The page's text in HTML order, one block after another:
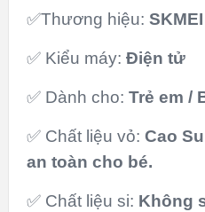
✅Thương hiệu:
✅ Kiểu máy: Điện tử
✅ Dành cho: Trẻ em /
✅ Chất liệu vỏ: Cao
an toàn cho bé.
✅ Chất liệu si: Không